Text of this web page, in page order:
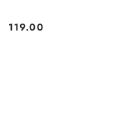
Cena:
119.00